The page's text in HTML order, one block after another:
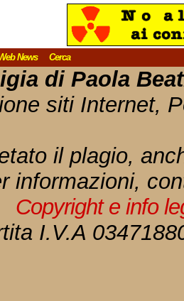
News Cerca
di Paola
siti Internet,
il plagio,
informazioni,
Copyright e info
I.V.A